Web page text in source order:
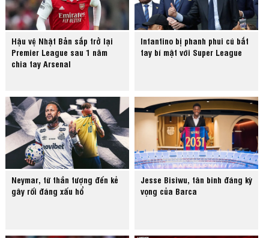
Hậu vệ Nhật Bản sắp trở lại
Premier League sau 1 năm
chia tay Arsenal
Infantino bị phanh phui cú bắt
tay bí mật với Super League
Neymar, từ thần tượng đến kẻ
gây rối đáng xấu hổ
Jesse Bisiwu, tân binh đáng kỳ
vọng của Barca